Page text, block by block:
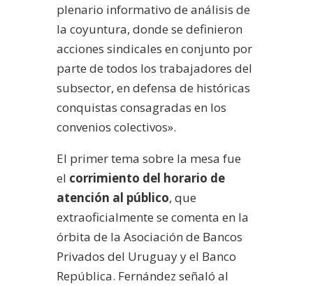
plenario informativo de análisis de
la coyuntura, donde se definieron
acciones sindicales en conjunto por
parte de todos los trabajadores del
subsector, en defensa de históricas
conquistas consagradas en los
convenios colectivos».
El primer tema sobre la mesa fue
el corrimiento del horario de
atención al público, que
extraoficialmente se comenta en la
órbita de la Asociación de Bancos
Privados del Uruguay y el Banco
República. Fernández señaló al